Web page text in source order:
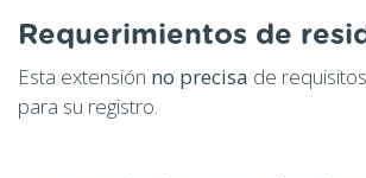
Requerimientos de
Esta extensión no precisa de
para su registro.